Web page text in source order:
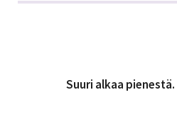
Suuri alkaa